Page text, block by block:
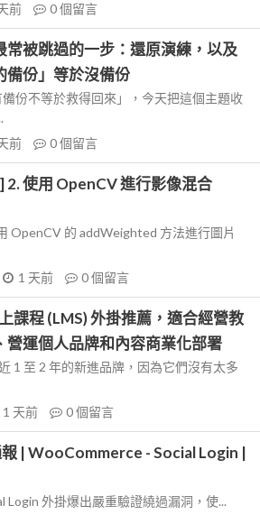
前 0個留言
常被跳過的一步：還原演練，以及
備份」等於沒備份
份不等於救得回來」，今天把這個主題收
前 0個留言
2. 使用 OpenCV 進行影像混合
OpenCV 的 addWeighted 方法進行圖片
1 天前 0個留言
課程 (LMS) 外掛推薦，適合經營教
營運個人品牌和內容商業化部署
1 至 2 年的新進品牌，因為它們沒有太多
1 天前 0個留言
| WooCommerce - Social Login |
外掛爆出嚴重驗證繞過漏洞，使...